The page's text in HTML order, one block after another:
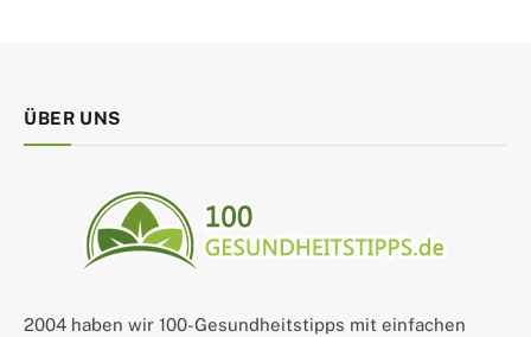
ÜBER UNS
2004 haben wir 100-Gesundheitstipps mit einfachen